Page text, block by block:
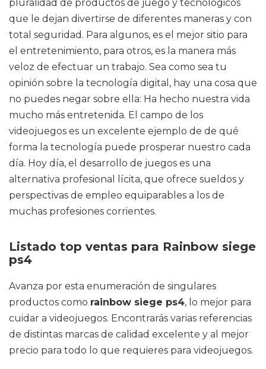
pluralidad de productos de juego y tecnológicos
que le dejan divertirse de diferentes maneras y con
total seguridad. Para algunos, es el mejor sitio para
el entretenimiento, para otros, es la manera más
veloz de efectuar un trabajo. Sea como sea tu
opinión sobre la tecnología digital, hay una cosa que
no puedes negar sobre ella: Ha hecho nuestra vida
mucho más entretenida. El campo de los
videojuegos es un excelente ejemplo de de qué
forma la tecnología puede prosperar nuestro cada
día. Hoy día, el desarrollo de juegos es una
alternativa profesional lícita, que ofrece sueldos y
perspectivas de empleo equiparables a los de
muchas profesiones corrientes.
Listado top ventas para Rainbow siege
ps4
Avanza por esta enumeración de singulares
productos como rainbow siege ps4, lo mejor para
cuidar a videojuegos. Encontrarás varias referencias
de distintas marcas de calidad excelente y al mejor
precio para todo lo que requieres para videojuegos.